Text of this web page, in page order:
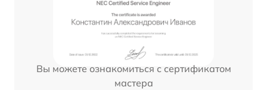
Вы можете ознакомиться с сертификатом
мастера